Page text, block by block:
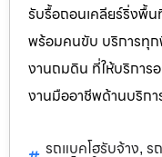
รับรื้อถอนเคลียร์ริ่งพื้น
พร้อมคนขับ บริการทุก
งานถมดิน ที่ให้บริการ
งานมืออาชีพด้านบริกา
รถแบคโฮรับจ้าง, ร